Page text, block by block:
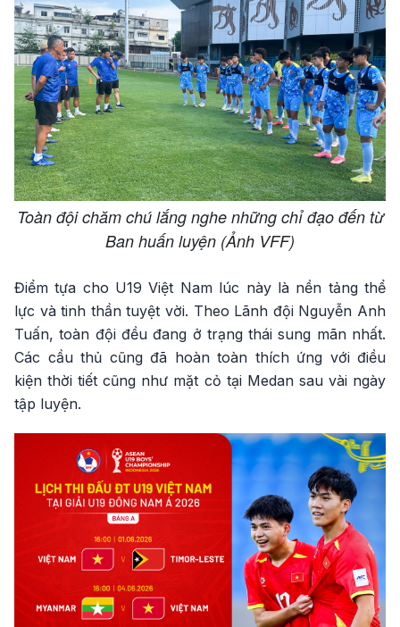
Toàn đội chăm chú lắng nghe những chỉ đạo đến từ
Ban huấn luyện (Ảnh VFF)
Điểm tựa cho U19 Việt Nam lúc này là nền tảng thể
lực và tinh thần tuyệt vời. Theo Lãnh đội Nguyễn Anh
Tuấn, toàn đội đều đang ở trạng thái sung mãn nhất.
Các cầu thủ cũng đã hoàn toàn thích ứng với điều
kiện thời tiết cũng như mặt cỏ tại Medan sau vài ngày
tập luyện.